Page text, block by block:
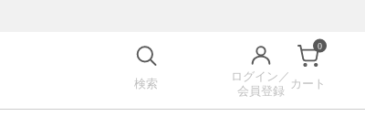
ログイン／
会員登録
0
カート
検索